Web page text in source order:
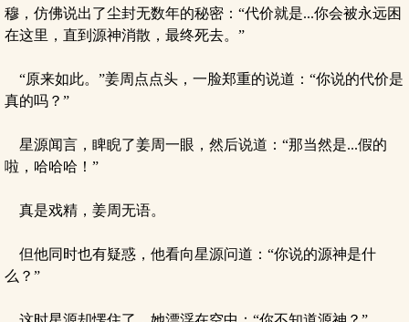
穆，仿佛说出了尘封无数年的秘密：“代价就是...你会被永远困
在这里，直到源神消散，最终死去。”
“原来如此。”姜周点点头，一脸郑重的说道：“你说的代价是
真的吗？”
星源闻言，睥睨了姜周一眼，然后说道：“那当然是...假的
啦，哈哈哈！”
真是戏精，姜周无语。
但他同时也有疑惑，他看向星源问道：“你说的源神是什
么？”